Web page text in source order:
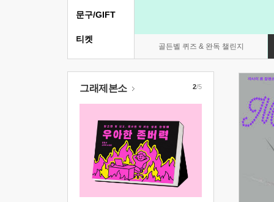
골든벨 퀴즈 & 완독 챌린지
문구/GIFT
티켓
그래제본소 2/5